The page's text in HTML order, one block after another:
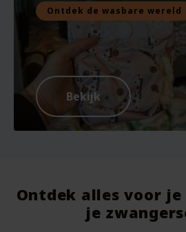
Ontdek de wasbare wereld
Bekijk
Ontdek alles voor
je